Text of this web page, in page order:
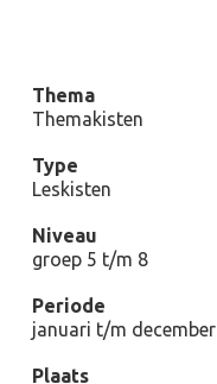
Thema
Themakisten
Type
Leskisten
Niveau
groep 5 t/m 8
Periode
januari t/m december
Plaats